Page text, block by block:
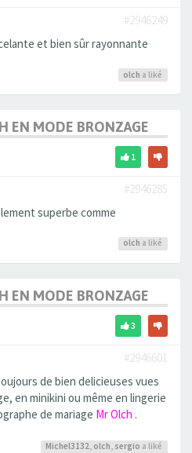
#2946249
et bien sûr rayonnante
olch a liké
EN MODE BRONZAGE
1
#2946285
superbe comme
olch a liké
EN MODE BRONZAGE
3
#2946601
de bien delicieuses vues
en minikini ou même en lingerie
de mariage Mr Olch .
Michel3132, olch, sergio a liké